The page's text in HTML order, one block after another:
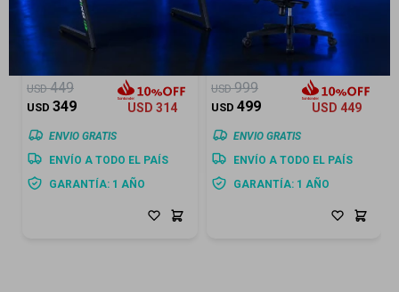
Aspiradora Stick Jet 60 con
150 W de Poder de Succión
USD 449
USD 349 USD 314
ENVIO GRATIS
GARANTÍA: 1 AÑO
ENVÍO A TODO EL PAÍS
Aspiradora Stick Jet 85 Pet
210 W de Poder de Succión
USD 999
USD 499 USD 449
ENVIO GRATIS
GARANTÍA: 1 AÑO
ENVÍO A TODO EL PAÍS